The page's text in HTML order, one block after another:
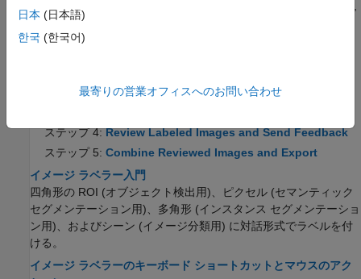
distribute label tasks, review tasks, and provide feedback.
ステップ 2:Label Images and Send for Review
ステップ 4:Review Labeled Images and Send Feedback
ステップ 5: Combine Reviewed Images and Export
イメージ ラベラー入門
四角形の ROI (オブジェクト検出用)、ピクセル (セマンティック
セグメンテーション用)、多角形 (インスタンス セグメンテーショ
ン用)、およびシーン (イメージ分類用) に対話形式でラベルを付
ける。
イメージ ラベラーのキーボード ショートカットとマウスのアク
日本 (日本語)
한국 (한국어)
最寄りの営業オフィスへのお問い合わせ